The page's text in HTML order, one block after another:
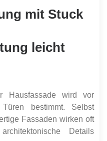
mit Stuck
leicht
Hausfassade wird vor
bestimmt. Selbst
Fassaden wirken oft
Details